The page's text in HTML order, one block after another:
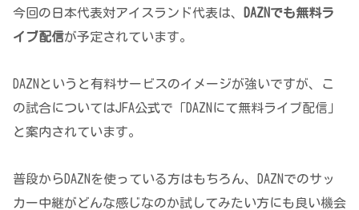
今回の日本代表対アイスランド代表は、
DAZNでも無料ラ
イブ配信が予定されています。
DAZNというと有料サービスのイメージが強いですが、こ
の試合についてはJFA公式で「DAZNにて無料ライブ配信」
と案内されています。
普段からDAZNを使っている方はもちろん、DAZNでのサッ
カー中継がどんな感じなのか試してみたい方にも良い機会